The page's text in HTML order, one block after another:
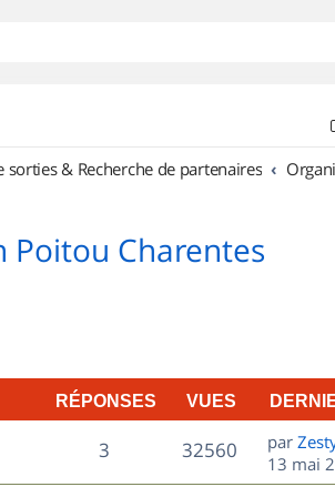
sorties & Recherche de partenaires
Poitou Charentes
RÉPONSES VUES
3R
é
32560V
u
D
e
r
par
13 mai